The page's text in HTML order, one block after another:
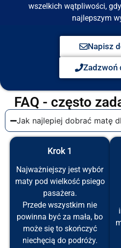
wszelkich wątpliwości,
najlepszym
Napisz
Zadzwoń
FAQ - często
Jak najlepiej dobrać matę
Krok 1
Najważniejszy jest wybór
maty pod wielkość psiego
pasażera.
Przede wszystkim nie
powinna być za mała, bo
może się to skończyć
niechęcią do podróży.